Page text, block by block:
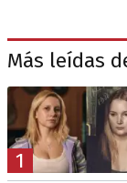
Más leídas
1